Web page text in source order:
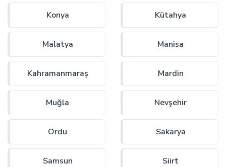
Konya Kütahya
Malatya Manisa
Kahramanmaraş Mardin
Muğla Nevşehir
Ordu Sakarya
Samsun Siirt